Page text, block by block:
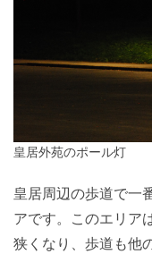
皇居外苑のポール灯
皇居周辺の歩道で一
アです。このエリア
狭くなり、歩道も他